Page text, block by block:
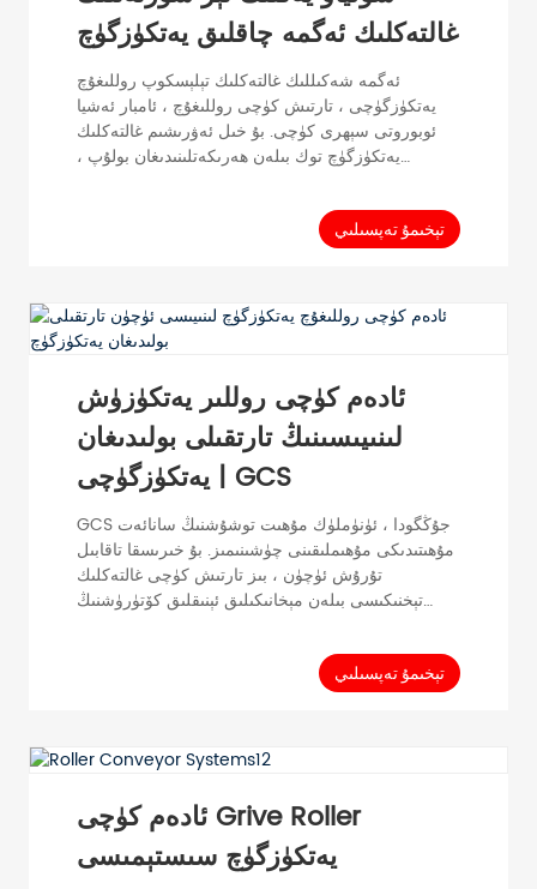
غالتەكلىك ئەگمە چاقلىق يەتكۈزگۈچ
ئەگمە شەكىللىك غالتەكلىك تېلېسكوپ روللىغۇچ
يەتكۈزگۈچى ، تارتىش كۈچى روللىغۇچ ، ئامبار ئەشيا
ئوبوروتى سېھرى كۈچى. بۇ خىل ئەۋرىشىم غالتەكلىك
يەتكۈزگۈچ توك بىلەن ھەرىكەتلىنىدىغان بولۇپ ،
زاۋۇت ئىشلەپچىقىرىشتا كەڭ قوللىنىلىدۇ. GCS زاۋۇتى
يەتكۈزگۈچ سىستېمىسىنىڭ ئوخشىمىغان قوللىنىشچان
سىنارىيەلىرىگە ئوخشىمىغان سەپلىمىلەرنى
يەتكۈزگۈچ ئەگرى سىزىقنىڭ رادىئوسىغا ماسلىشىش
ئۈچۈن مۇۋاپىق شەكىللىك رولنى تەلەپ قىلىدۇ ...
تېخىمۇ تەپسىلىي
ئادەم كۈچى روللىر يەتكۈزۈش
لىنىيىسىنىڭ تارتقىلى بولىدىغان
يەتكۈزگۈچى | GCS
GCS جۇڭگودا ، ئۈنۈملۈك مۇھىت توشۇشنىڭ سانائەت
مۇھىتىدىكى مۇھىملىقىنى چۈشىنىمىز. بۇ خىرىسقا تاقابىل
تۇرۇش ئۈچۈن ، بىز تارتىش كۈچى غالتەكلىك
تېخنىكىسى بىلەن مېخانىكىلىق ئېنىقلىق كۆتۈرۈشنىڭ
بارلىققا كەلتۈردۇق. بۇ ئىجادىي ھەل قىلىش چارىسى
ئىشلەپچىقىرىش ئۈنۈمىنى ئاشۇرۇش ۋە مەشغۇلاتنى
راۋانلاشتۇرۇش ئۈچۈن بىر قانچە مۇھىم پايدا بىلەن
كۆرۈنەرلىك ئالاھىدىلىكلىرىنىڭ بىرى تارتىش كۈچى
تېخىمۇ تەپسىلىي
ئادەم كۈچى Grive Roller
يەتكۈزگۈچ سىستېمىسى